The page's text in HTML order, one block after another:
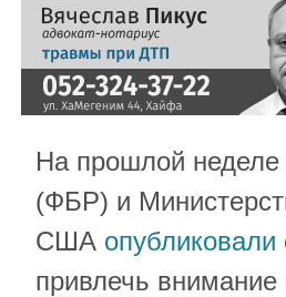
На прошлой
(ФБР) и
США опубликовали
привлечь